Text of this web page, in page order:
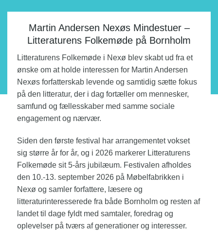
Martin Andersen Nexøs Mindestuer –
Litteraturens Folkemøde på Bornholm
Litteraturens Folkemøde i Nexø blev skabt ud fra et
ønske om at holde interessen for Martin Andersen
Nexøs forfatterskab levende og samtidig sætte fokus
på den litteratur, der i dag fortæller om mennesker,
samfund og fællesskaber med samme sociale
engagement og nærvær.
Siden den første festival har arrangementet vokset
sig større år for år, og i 2026 markerer Litteraturens
Folkemøde sit 5-års jubilæum. Festivalen afholdes
den 10.-13. september 2026 på Møbelfabrikken i
Nexø og samler forfattere, læsere og
litteraturinteresserede fra både Bornholm og resten af
landet til dage fyldt med samtaler, foredrag og
oplevelser på tværs af generationer og interesser.